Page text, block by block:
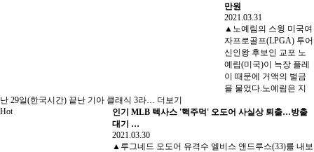
만원
2021.03.31
▲노예림의 스윙 미국여
자프로골프(LPGA) 투어
신인왕 후보인 교포 노
예림(미국)이 늑장 플레
이 때문에 거액의 벌금
을 물었다.노예림은 지
난 29일(한국시간) 끝난 기아 클래식 3라… 더보기
Hot
인기 MLB 텍사스 '핵주먹' 오도어 사실상 퇴출…방출
대기 …
2021.03.30
▲루그네드 오도어 유격수 엘비스 앤드루스(33)를 내보